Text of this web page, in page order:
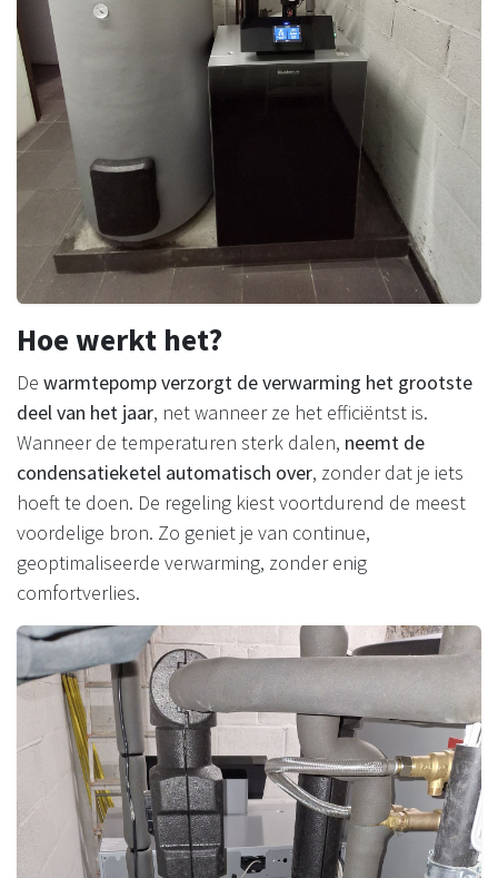
Hoe werkt het?
De warmtepomp verzorgt de verwarming het grootste
deel van het jaar, net wanneer ze het efficiëntst is.
Wanneer de temperaturen sterk dalen, neemt de
condensatieketel automatisch over, zonder dat je iets
hoeft te doen. De regeling kiest voortdurend de meest
voordelige bron. Zo geniet je van continue,
geoptimaliseerde verwarming, zonder enig
comfortverlies.